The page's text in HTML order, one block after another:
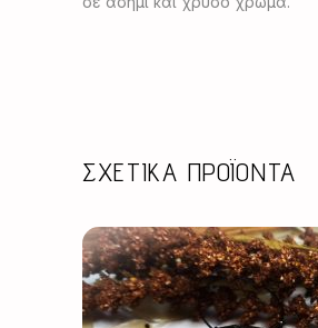
ΣΧΕΤΙΚΆ ΠΡΟΪΌΝΤΑ